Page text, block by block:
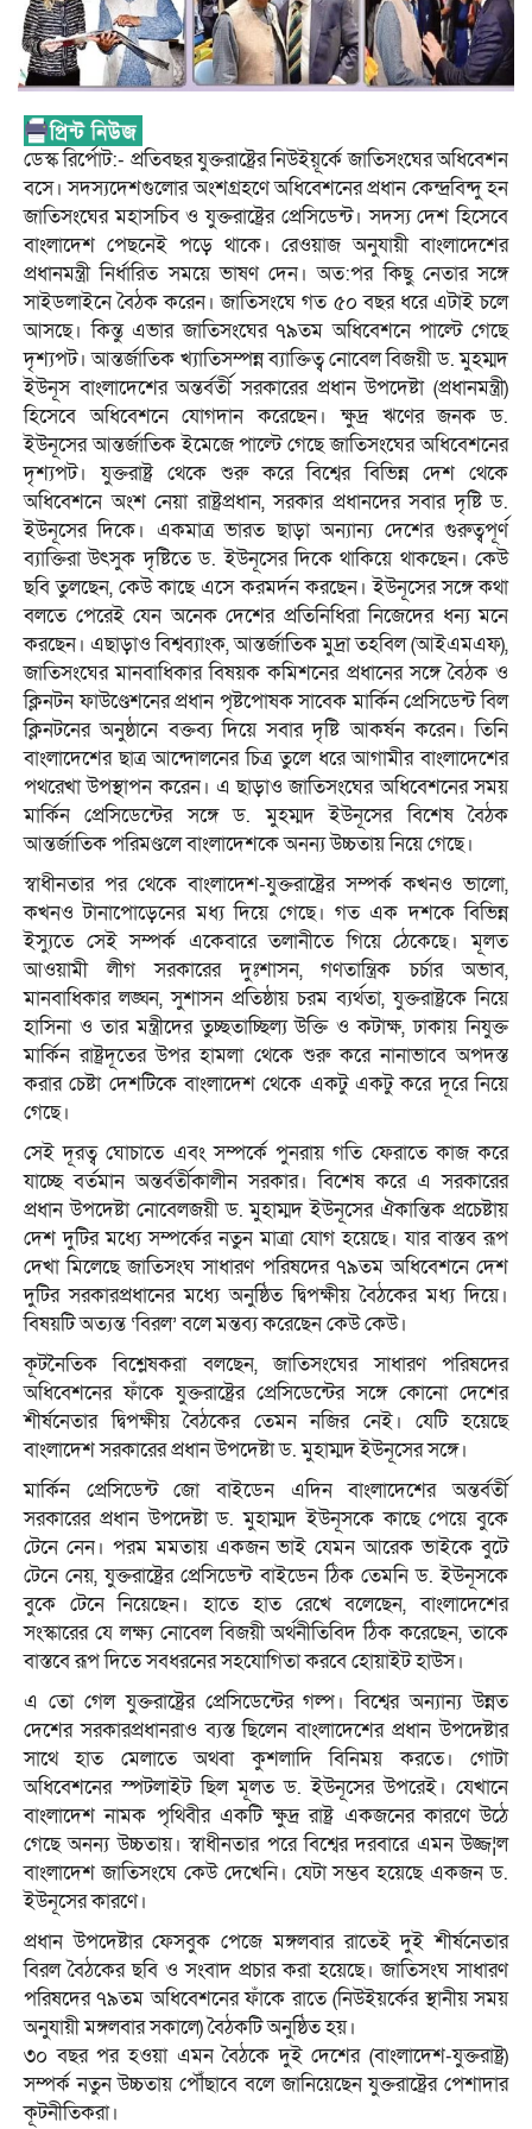
ডেস্ক রির্পোট:- প্রতিবছর যুক্তরাষ্ট্রের নিউইয়ূর্কে জাতিসংঘের অধিবেশন
বসে। সদস্যদেশগুলোর অংশগ্রহণে অধিবেশনের প্রধান কেন্দ্রবিন্দু হন
জাতিসংঘের মহাসচিব ও যুক্তরাষ্ট্রের প্রেসিডেন্ট। সদস্য দেশ হিসেবে
বাংলাদেশ পেছনেই পড়ে থাকে। রেওয়াজ অনুযায়ী বাংলাদেশের
প্রধানমন্ত্রী নির্ধারিত সময়ে ভাষণ দেন। অত:পর কিছু নেতার সঙ্গে
সাইডলাইনে বৈঠক করেন। জাতিসংঘে গত ৫০ বছর ধরে এটাই চলে
আসছে। কিন্তু এভার জাতিসংঘের ৭৯তম অধিবেশনে পাল্টে গেছে
দৃশ্যপট। আন্তর্জাতিক খ্যাতিসম্পন্ন ব্যাক্তিত্ব নোবেল বিজয়ী ড. মুহম্মদ
ইউনূস বাংলাদেশের অন্তর্বর্তী সরকারের প্রধান উপদেষ্টা (প্রধানমন্ত্রী)
হিসেবে অধিবেশনে যোগদান করেছেন। ক্ষুদ্র ঋণের জনক ড.
ইউনূসের আন্তর্জাতিক ইমেজে পাল্টে গেছে জাতিসংঘের অধিবেশনের
দৃশ্যপট। যুক্তরাষ্ট্র থেকে শুরু করে বিশ্বের বিভিন্ন দেশ থেকে
অধিবেশনে অংশ নেয়া রাষ্ট্রপ্রধান, সরকার প্রধানদের সবার দৃষ্টি ড.
ইউনূসের দিকে। একমাত্র ভারত ছাড়া অন্যান্য দেশের গুরুত্বপূর্ণ
ব্যাক্তিরা উৎসুক দৃষ্টিতে ড. ইউনূসের দিকে থাকিয়ে থাকছেন। কেউ
ছবি তুলছেন, কেউ কাছে এসে করমর্দন করছেন। ইউনূসের সঙ্গে কথা
বলতে পেরেই যেন অনেক দেশের প্রতিনিধিরা নিজেদের ধন্য মনে
করছেন। এছাড়াও বিশ্বব্যাংক, আন্তর্জাতিক মুদ্রা তহবিল (আইএমএফ),
জাতিসংঘের মানবাধিকার বিষয়ক কমিশনের প্রধানের সঙ্গে বৈঠক ও
ক্লিনটন ফাউণ্ডেশনের প্রধান পৃষ্টপোষক সাবেক মার্কিন প্রেসিডেন্ট বিল
ক্লিনটনের অনুষ্ঠানে বক্তব্য দিয়ে সবার দৃষ্টি আকর্ষন করেন। তিনি
বাংলাদেশের ছাত্র আন্দোলনের চিত্র তুলে ধরে আগামীর বাংলাদেশের
পথরেখা উপস্থাপন করেন। এ ছাড়াও জাতিসংঘের অধিবেশনের সময়
মার্কিন প্রেসিডেন্টের সঙ্গে ড. মুহম্মদ ইউনূসের বিশেষ বৈঠক
আন্তর্জাতিক পরিমণ্ডলে বাংলাদেশকে অনন্য উচ্চতায় নিয়ে গেছে।
স্বাধীনতার পর থেকে বাংলাদেশ-যুক্তরাষ্ট্রের সম্পর্ক কখনও ভালো,
কখনও টানাপোড়েনের মধ্য দিয়ে গেছে। গত এক দশকে বিভিন্ন
ইস্যুতে সেই সম্পর্ক একেবারে তলানীতে গিয়ে ঠেকেছে। মূলত
আওয়ামী লীগ সরকারের দুঃশাসন, গণতান্ত্রিক চর্চার অভাব,
মানবাধিকার লঙ্ঘন, সুশাসন প্রতিষ্ঠায় চরম ব্যর্থতা, যুক্তরাষ্ট্রকে নিয়ে
হাসিনা ও তার মন্ত্রীদের তুচ্ছতাচ্ছিল্য উক্তি ও কটাক্ষ, ঢাকায় নিযুক্ত
মার্কিন রাষ্ট্রদূতের উপর হামলা থেকে শুরু করে নানাভাবে অপদস্ত
করার চেষ্টা দেশটিকে বাংলাদেশ থেকে একটু একটু করে দূরে নিয়ে
গেছে।
সেই দূরত্ব ঘোচাতে এবং সম্পর্কে পুনরায় গতি ফেরাতে কাজ করে
যাচ্ছে বর্তমান অন্তর্বর্তীকালীন সরকার। বিশেষ করে এ সরকারের
প্রধান উপদেষ্টা নোবেলজয়ী ড. মুহাম্মদ ইউনূসের ঐকান্তিক প্রচেষ্টায়
দেশ দুটির মধ্যে সম্পর্কের নতুন মাত্রা যোগ হয়েছে। যার বাস্তব রূপ
দেখা মিলেছে জাতিসংঘ সাধারণ পরিষদের ৭৯তম অধিবেশনে দেশ
দুটির সরকারপ্রধানের মধ্যে অনুষ্ঠিত দ্বিপক্ষীয় বৈঠকের মধ্য দিয়ে।
বিষয়টি অত্যন্ত ‘বিরল’ বলে মন্তব্য করেছেন কেউ কেউ।
কূটনৈতিক বিশ্লেষকরা বলছেন, জাতিসংঘের সাধারণ পরিষদের
অধিবেশনের ফাঁকে যুক্তরাষ্ট্রের প্রেসিডেন্টের সঙ্গে কোনো দেশের
শীর্ষনেতার দ্বিপক্ষীয় বৈঠকের তেমন নজির নেই। যেটি হয়েছে
বাংলাদেশ সরকারের প্রধান উপদেষ্টা ড. মুহাম্মদ ইউনূসের সঙ্গে।
মার্কিন প্রেসিডেন্ট জো বাইডেন এদিন বাংলাদেশের অন্তর্বর্তী
সরকারের প্রধান উপদেষ্টা ড. মুহাম্মদ ইউনূসকে কাছে পেয়ে বুকে
টেনে নেন। পরম মমতায় একজন ভাই যেমন আরেক ভাইকে বুটে
টেনে নেয়, যুক্তরাষ্ট্রের প্রেসিডেন্ট বাইডেন ঠিক তেমনি ড. ইউনূসকে
বুকে টেনে নিয়েছেন। হাতে হাত রেখে বলেছেন, বাংলাদেশের
সংস্কারের যে লক্ষ্য নোবেল বিজয়ী অর্থনীতিবিদ ঠিক করেছেন, তাকে
বাস্তবে রূপ দিতে সবধরনের সহযোগিতা করবে হোয়াইট হাউস।
এ তো গেল যুক্তরাষ্ট্রের প্রেসিডেন্টের গল্প। বিশ্বের অন্যান্য উন্নত
দেশের সরকারপ্রধানরাও ব্যস্ত ছিলেন বাংলাদেশের প্রধান উপদেষ্টার
সাথে হাত মেলাতে অথবা কুশলাদি বিনিময় করতে। গোটা
অধিবেশনের স্পটলাইট ছিল মূলত ড. ইউনূসের উপরেই। যেখানে
বাংলাদেশ নামক পৃথিবীর একটি ক্ষুদ্র রাষ্ট্র একজনের কারণে উঠে
গেছে অনন্য উচ্চতায়। স্বাধীনতার পরে বিশ্বের দরবারে এমন উজ্জ¦ল
বাংলাদেশ জাতিসংঘে কেউ দেখেনি। যেটা সম্ভব হয়েছে একজন ড.
ইউনূসের কারণে।
প্রধান উপদেষ্টার ফেসবুক পেজে মঙ্গলবার রাতেই দুই শীর্ষনেতার
বিরল বৈঠকের ছবি ও সংবাদ প্রচার করা হয়েছে। জাতিসংঘ সাধারণ
পরিষদের ৭৯তম অধিবেশনের ফাঁকে রাতে (নিউইয়র্কের স্থানীয় সময়
অনুযায়ী মঙ্গলবার সকালে) বৈঠকটি অনুষ্ঠিত হয়।
৩০ বছর পর হওয়া এমন বৈঠকে দুই দেশের (বাংলাদেশ-যুক্তরাষ্ট্র)
সম্পর্ক নতুন উচ্চতায় পৌঁছাবে বলে জানিয়েছেন যুক্তরাষ্ট্রের পেশাদার
কূটনীতিকরা।